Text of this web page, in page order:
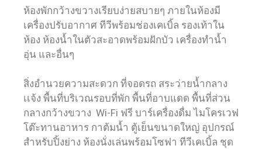
ห้องพักกว้างขวางเรียบง่ายสบายๆ ภายในห้องมี
เครื่องปรับอากาศ ทีวีพร้อมช่องเคเบิ้ล รองเท้าใน
ห้อง ห้องน้ำในตัวสะอาดพร้อมฝักบัว เครื่องทำน้ำ
อุ่น และอื่นๆ
สิ่งอำนวยความสะดวก ที่จอดรถ สระว่ายน้ำกลาง
เเจ้ง พื้นที่บริเวณรอบที่พัก พื้นที่อาบแดด พื้นที่ส่วน
กลางกว้างขวาง Wi-Fi ฟรี บาร์เครื่องดื่ม ไมโครเวฟ
โต๊ะทานอาหาร กาต้มน้ำ ตู้เย็นขนาดใหญ่ อุปกรณ์
สำหรับปิ้งย่าง ห้องนั่งเล่นพร้อมโซฟา ทีวีเคเบิ้ล ชุด